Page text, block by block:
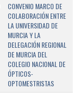
CONVENIO MARCO DE
COLABORACIÓN ENTRE
LA UNIVERSIDAD DE
MURCIA Y LA
DELEGACIÓN REGIONAL
DE MURCIA DEL
COLEGIO NACIONAL DE
ÓPTICOS-
OPTOMESTRISTAS